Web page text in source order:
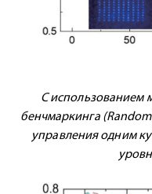
С использованием
бенчмаркинга
управления одним